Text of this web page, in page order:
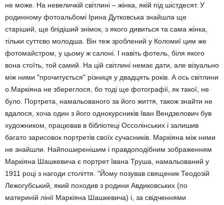
не може. На невеличкій світлині – жінка, якій під шістдесят. У
родинному фотоальбомі Ірина Дутковська знайшла ще
старіший, ще блідіший знімок, з якого дивиться та сама жінка,
тільки суттєво молодша. Він теж зроблений у Коломиї цим же
фотомайстром, у цьому ж салоні. І навіть фотель, біля якого
вона стоїть, той самий. На цій світлині немає дати, але візуально
між ними "прочитується" різниця у двадцять років. А ось світлини
о.Маркіяна не збереглося, бо тоді ще фотографії, як такої, не
було. Портрета, намальованого за його життя, також знайти не
вдалося, хоча один з його однокурсників Іван Вендзелович був
художником, працював в бібліотеці Оссолінських і залишив
багато зарисовок портретів своїх сучасників. Маркіяна між ними
не знайшли. Найпоширенішим і правдоподібним зображенням
Маркіяна Шашкевича є портрет Івана Труша, намальований у
1911 році з нагоди століття. "Йому позував священик Теодозій
Лежогубський, який походив з родини Авдиковських (по
материній лінії Маркіяна Шашкевича) і, за свідченнями